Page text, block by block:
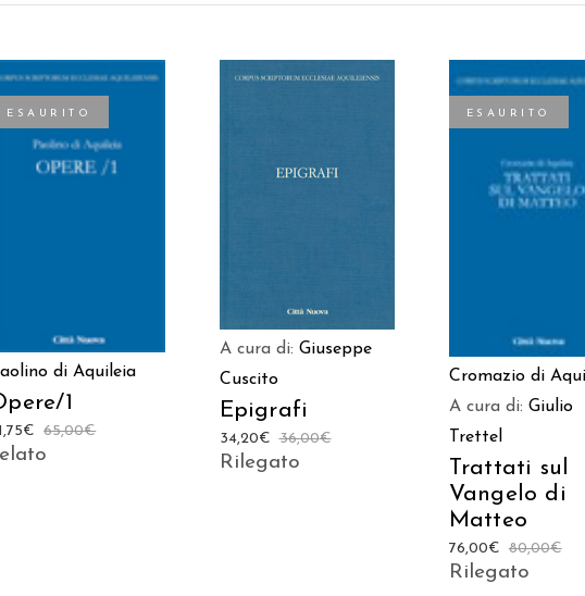
ESAURITO
di Aquileia
1
65,00€
€
AGGIUNGI AL
A cura di: Giuseppe
Cuscito
Epigrafi
36,00€
34,20€
Rilegato
ESAURITO
LEGGI TUTTO
Cromazio di
A cura di: Giulio
Trettel
Trattati sul
Vangelo di
Matteo
80,00€
76,00€
Rilegato